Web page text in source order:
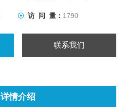
访 问 量： 1790
联系我们
详情介绍